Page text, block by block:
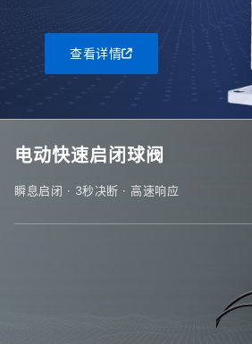
查看详情
电动快速启闭球阀
瞬息启闭 · 3秒决断 · 高速响应